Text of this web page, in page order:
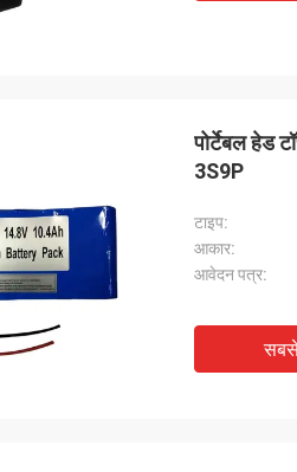
पोर्टेबल हेड
3S9P
टाइप:
आकार:
आवेदन पत्र: